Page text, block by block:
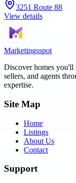
3251 Route 88
View details
Marketingsspot
Discover homes you'll
sellers, and agents
expertise.
Site Map
Home
Listings
About Us
Contact
Support